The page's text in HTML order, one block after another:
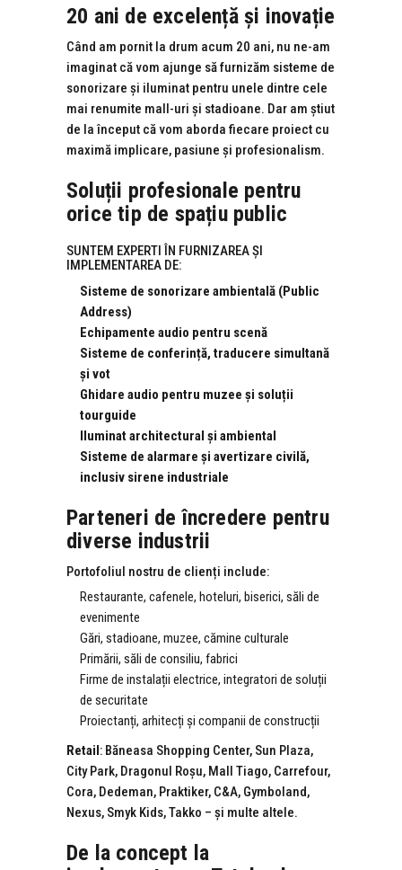
20 ani de excelență și inovație
Când am pornit la drum acum 20 ani, nu ne-am
imaginat că vom ajunge să furnizăm sisteme de
sonorizare și iluminat pentru unele dintre cele
mai renumite mall-uri și stadioane. Dar am știut
de la început că vom aborda fiecare proiect cu
maximă implicare, pasiune și profesionalism.
Soluții profesionale pentru
orice tip de spațiu public
SUNTEM EXPERTI ÎN FURNIZAREA ȘI
IMPLEMENTAREA DE:
Sisteme de sonorizare ambientală (Public
Address)
Echipamente audio pentru scenă
Sisteme de conferință, traducere simultană
și vot
Ghidare audio pentru muzee și soluții
tourguide
Iluminat architectural și ambiental
Sisteme de alarmare și avertizare civilă,
inclusiv sirene industriale
Parteneri de încredere pentru
diverse industrii
Portofoliul nostru de clienți include:
Restaurante, cafenele, hoteluri, biserici, săli de
evenimente
Gări, stadioane, muzee, cămine culturale
Primării, săli de consiliu, fabrici
Firme de instalații electrice, integratori de soluții
de securitate
Proiectanți, arhitecți și companii de construcții
Retail: Băneasa Shopping Center, Sun Plaza,
City Park, Dragonul Roșu, Mall Tiago, Carrefour,
Cora, Dedeman, Praktiker, C&A, Gymboland,
Nexus, Smyk Kids, Takko – și multe altele.
De la concept la